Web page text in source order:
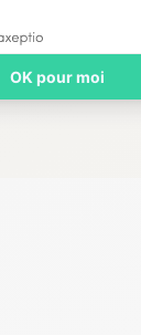
OK pour moi